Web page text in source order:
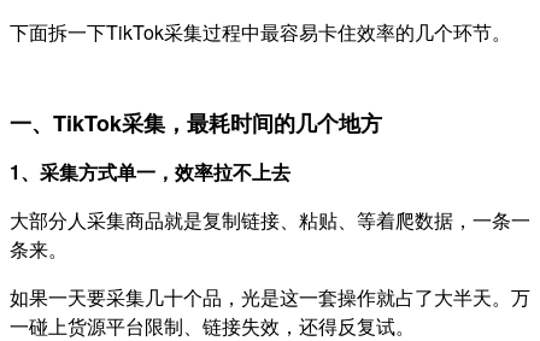
下面拆一下TikTok采集过程中最容易卡住效率的几个环节。
一、TikTok采集，最耗时间的几个地方
1、采集方式单一，效率拉不上去
大部分人采集商品就是复制链接、粘贴、等着爬数据，一条一
条来。
如果一天要采集几十个品，光是这一套操作就占了大半天。万
一碰上货源平台限制、链接失效，还得反复试。